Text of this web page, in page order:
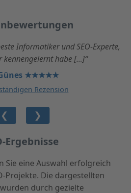
Informatiker und SEO-Experte,
kennengelernt habe [...]“
Günes ★★★★★
Rezension
❮ ❯
Ergebnisse
Sie eine Auswahl erfolgreich
Projekte. Die dargestellten
durch gezielte